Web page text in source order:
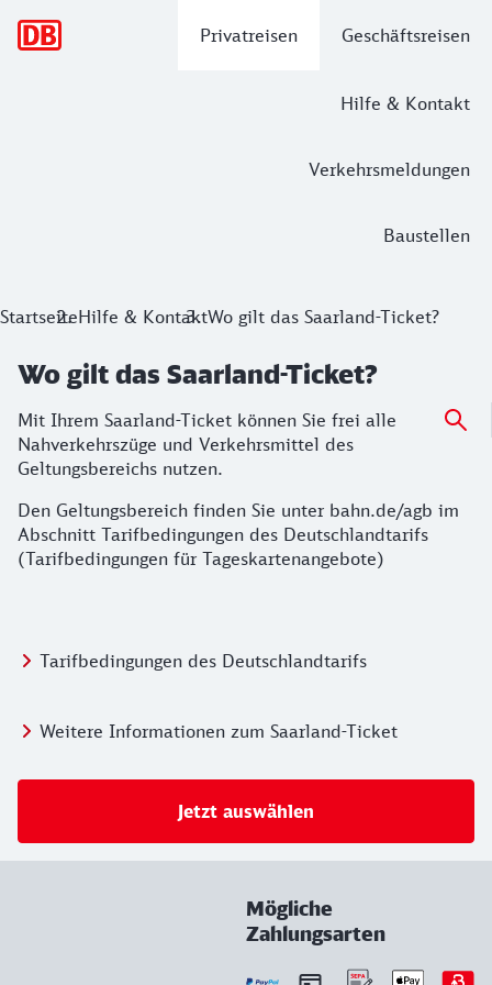
Privatreisen Geschäftsreisen
Hilfe & Kontakt
Verkehrsmeldungen
Baustellen
StartseiteHilfe & KontaktWo gilt das Saarland-Ticket?
Wo gilt das Saarland-Ticket?
Mit Ihrem Saarland-Ticket können Sie frei alle
Nahverkehrszüge und Verkehrsmittel des
Geltungsbereichs nutzen.
Den Geltungsbereich finden Sie unter bahn.de/agb im
Abschnitt Tarifbedingungen des Deutschlandtarifs
(Tarifbedingungen für Tageskartenangebote)
Tarifbedingungen des Deutschlandtarifs
Weitere Informationen zum Saarland-Ticket
Jetzt auswählen
Mögliche
Zahlungsarten